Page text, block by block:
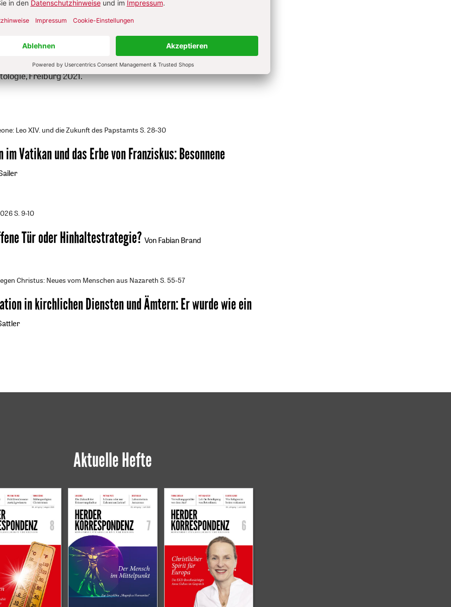
Omari
Omari wurde 1982 geboren. Sie hat im Mai 2020 an der Universität
dem Schwerpunkt „Feministische Koranexegese“ habilitiert. Ihre
zum Thema: Koranische Geschlechterrollen in Schöpfung und
Freiburg 2021.
Leo XIV. und die Zukunft des Papstamts S. 28-30
im Vatikan und das Erbe von Franziskus:Besonnene
S. 9-10
Tür oder Hinhaltestrategie? Von Fabian Brand
Christus: Neues vom Menschen aus Nazareth S. 55-57
in kirchlichen Diensten und Ämtern:Er wurde wie ein
Aktuelle Hefte